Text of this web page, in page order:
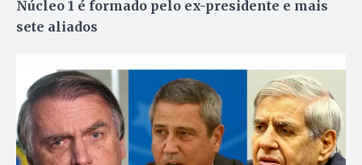
Núcleo 1 é formado pelo ex-presidente e mais
sete aliados